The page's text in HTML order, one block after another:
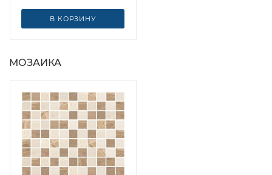
В КОРЗИНУ
МОЗАИКА